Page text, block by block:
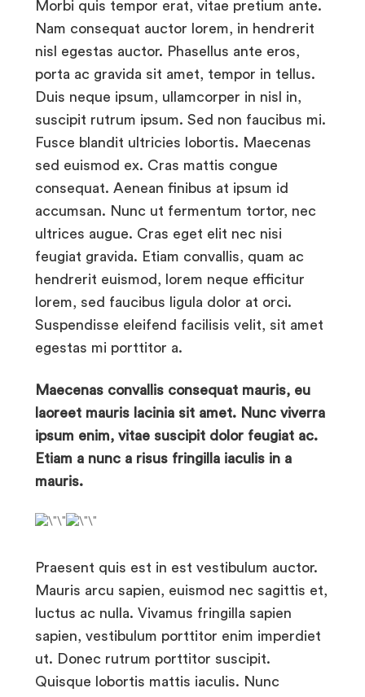
Morbi quis tempor erat, vitae pretium ante.
Nam consequat auctor lorem, in hendrerit
nisl egestas auctor. Phasellus ante eros,
porta ac gravida sit amet, tempor in tellus.
Duis neque ipsum, ullamcorper in nisl in,
suscipit rutrum ipsum. Sed non faucibus mi.
Fusce blandit ultricies lobortis. Maecenas
sed euismod ex. Cras mattis congue
consequat. Aenean finibus at ipsum id
accumsan. Nunc ut fermentum tortor, nec
ultrices augue. Cras eget elit nec nisi
feugiat gravida. Etiam convallis, quam ac
hendrerit euismod, lorem neque efficitur
lorem, sed faucibus ligula dolor at orci.
Suspendisse eleifend facilisis velit, sit amet
egestas mi porttitor a.
Maecenas convallis consequat mauris, eu
laoreet mauris lacinia sit amet. Nunc viverra
ipsum enim, vitae suscipit dolor feugiat ac.
Etiam a nunc a risus fringilla iaculis in a
mauris.
Praesent quis est in est vestibulum auctor.
Mauris arcu sapien, euismod nec sagittis et,
luctus ac nulla. Vivamus fringilla sapien
sapien, vestibulum porttitor enim imperdiet
ut. Donec rutrum porttitor suscipit.
Quisque lobortis mattis iaculis. Nunc